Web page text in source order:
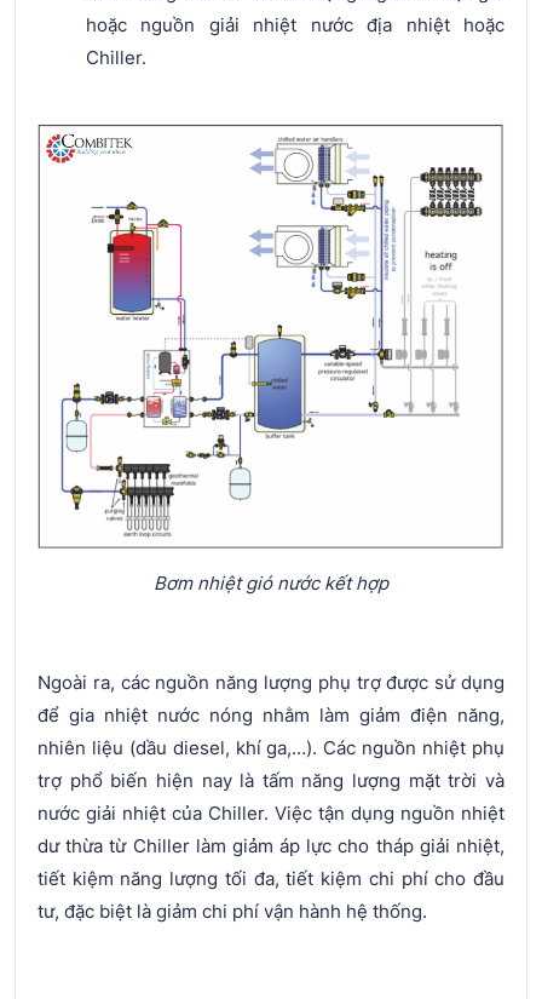
hoặc nguồn giải nhiệt nước địa nhiệt hoặc
Chiller.
Bơm nhiệt gió nước kết hợp
Ngoài ra, các nguồn năng lượng phụ trợ được sử dụng
để gia nhiệt nước nóng nhằm làm giảm điện năng,
nhiên liệu (dầu diesel, khí ga,…). Các nguồn nhiệt phụ
trợ phổ biến hiện nay là tấm năng lượng mặt trời và
nước giải nhiệt của Chiller. Việc tận dụng nguồn nhiệt
dư thừa từ Chiller làm giảm áp lực cho tháp giải nhiệt,
tiết kiệm năng lượng tối đa, tiết kiệm chi phí cho đầu
tư, đặc biệt là giảm chi phí vận hành hệ thống.